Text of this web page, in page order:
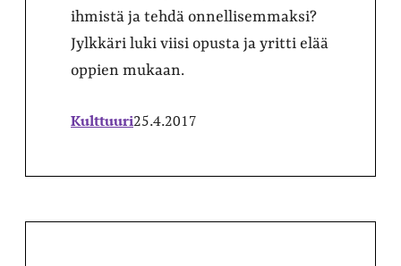
ihmistä ja tehdä onnellisemmaksi?
Jylkkäri luki viisi opusta ja yritti elää
oppien mukaan.
Kulttuuri25.4.2017